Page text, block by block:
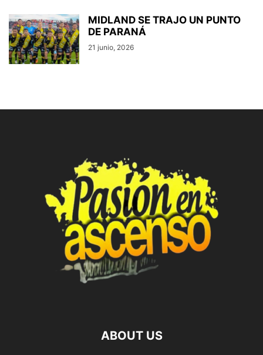
MIDLAND SE TRAJO UN PUNTO
DE PARANÁ
21 junio, 2026
ABOUT US